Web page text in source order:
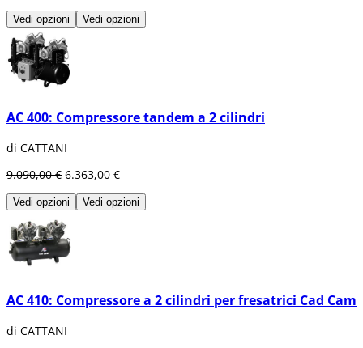
Vedi opzioni Vedi opzioni
AC 400: Compressore tandem a 2 cilindri
di CATTANI
9.090,00 € 6.363,00 €
Vedi opzioni Vedi opzioni
AC 410: Compressore a 2 cilindri per fresatrici Cad Cam
di CATTANI